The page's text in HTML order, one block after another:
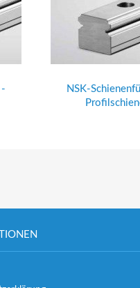
-
NSK-